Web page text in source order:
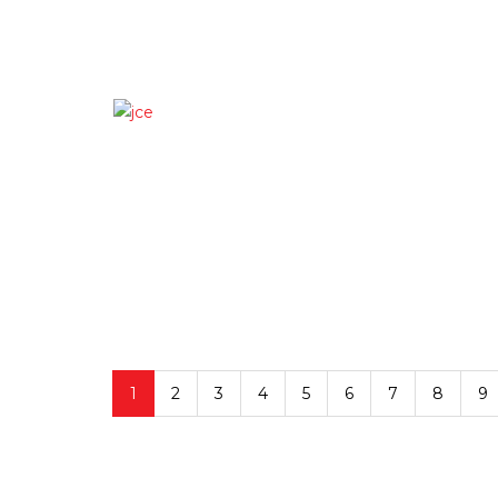
1 2 3 4 5 6 7 8 9